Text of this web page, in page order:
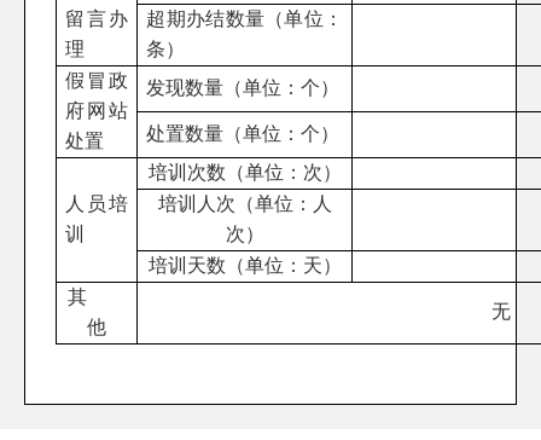
留言办
理
超期办结数量（单位：
条）
假冒政
府网站
处置
发现数量（单位：个）
处置数量（单位：个）
人员培
训
培训次数（单位：次）
培训人次（单位：人
次）
培训天数（单位：天）
其
他
无